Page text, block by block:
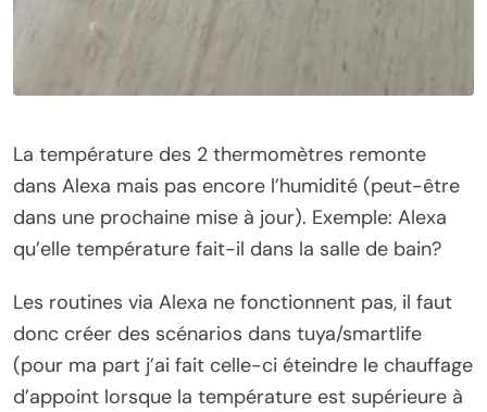
La température des 2 thermomètres remonte
dans Alexa mais pas encore l’humidité (peut-être
dans une prochaine mise à jour). Exemple: Alexa
qu’elle température fait-il dans la salle de bain?
Les routines via Alexa ne fonctionnent pas, il faut
donc créer des scénarios dans tuya/smartlife
(pour ma part j’ai fait celle-ci éteindre le chauffage
d’appoint lorsque la température est supérieure à